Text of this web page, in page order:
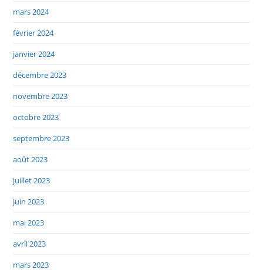
mars 2024
février 2024
janvier 2024
décembre 2023
novembre 2023
octobre 2023
septembre 2023
août 2023
juillet 2023
juin 2023
mai 2023
avril 2023
mars 2023